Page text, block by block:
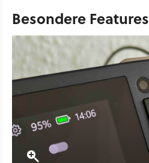
Besondere Features